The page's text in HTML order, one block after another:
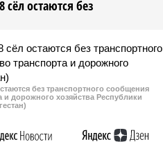
сёл остаются без
без транспортного сообщения
дорожного хозяйства Республики